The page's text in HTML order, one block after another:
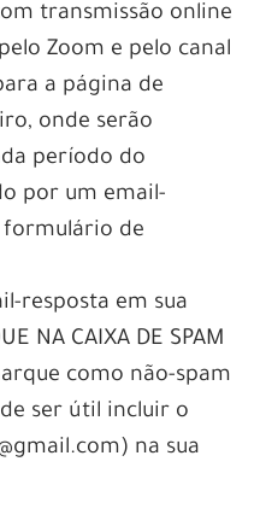
transmissão online
Zoom e pelo canal
a página de
onde serão
período do
por um email-
formulário de
resposta em sua
NA CAIXA DE SPAM
como não-spam
ser útil incluir o
na sua